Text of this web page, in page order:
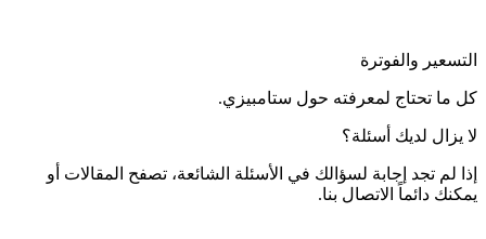
التسعير والفوترة
كل ما تحتاج لمعرفته حول ستامبيزي.
لا يزال لديك أسئلة؟
إذا لم تجد إجابة لسؤالك في الأسئلة الشائعة، تصفح المقالات أو
يمكنك دائماً الاتصال بنا.